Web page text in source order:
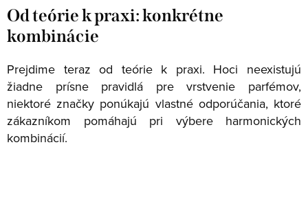
Od teórie k praxi: konkrétne
kombinácie
Prejdime teraz od teórie k praxi. Hoci neexistujú
žiadne prísne pravidlá pre vrstvenie parfémov,
niektoré značky ponúkajú vlastné odporúčania, ktoré
zákazníkom pomáhajú pri výbere harmonických
kombinácií.